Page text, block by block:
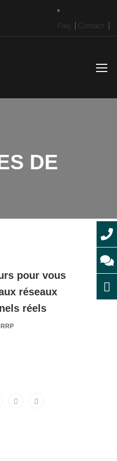
Faq Contact
DE
pour vous
réseaux
réels